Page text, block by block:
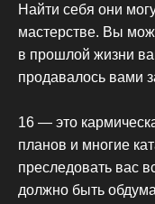
Найти себя они
мастерстве. Вы
в прошлой жизни
продавалось вами
16 — это
планов и многие
преследовать вас
должно быть